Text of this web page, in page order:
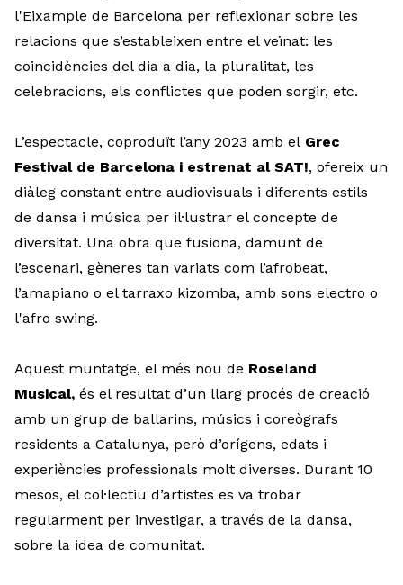
l'Eixample de Barcelona per reflexionar sobre les
relacions que s’estableixen entre el veïnat: les
coincidències del dia a dia, la pluralitat, les
celebracions, els conflictes que poden sorgir, etc.
L’espectacle, coproduït l’any 2023 amb el Grec
Festival de Barcelona i estrenat al SAT!, ofereix un
diàleg constant entre audiovisuals i diferents estils
de dansa i música per il·lustrar el concepte de
diversitat. Una obra que fusiona, damunt de
l’escenari, gèneres tan variats com l’afrobeat,
l’amapiano o el tarraxo kizomba, amb sons electro o
l'afro swing.
Aquest muntatge, el més nou de Roseland
Musical, és el resultat d’un llarg procés de creació
amb un grup de ballarins, músics i coreògrafs
residents a Catalunya, però d’orígens, edats i
experiències professionals molt diverses. Durant 10
mesos, el col·lectiu d’artistes es va trobar
regularment per investigar, a través de la dansa,
sobre la idea de comunitat.